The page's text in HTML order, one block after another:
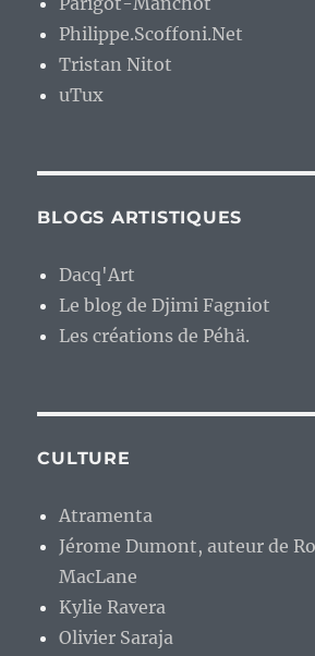
Philippe.Scoffoni.Net
Tristan Nitot
uTux
BLOGS ARTISTIQUES
Dacq'Art
Le blog de Djimi Fagniot
Les créations de Péhä.
CULTURE
Atramenta
Jérome Dumont, auteur de
MacLane
Kylie Ravera
Olivier Saraja